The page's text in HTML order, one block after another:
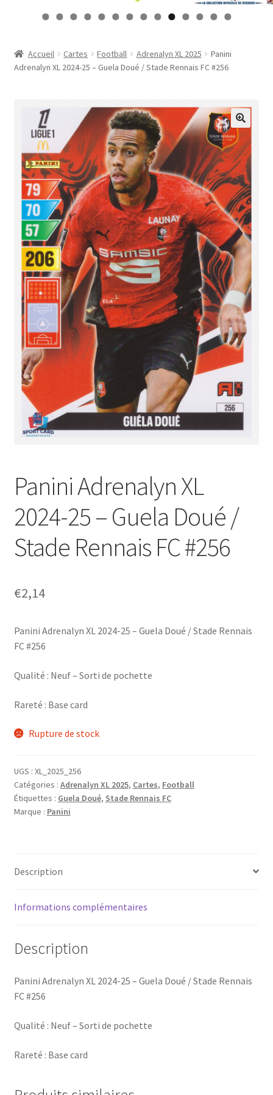
Contact
Mon compte
Panier
Validation de la commande
0 1 2 3 4
Accueil Cartes Football Adrenalyn XL 2025
Panini
Adrenalyn XL 2024-25 – Guela Doué / Stade Rennais FC #256
Panini Adrenalyn XL
2024-25 – Guela Doué /
Stade Rennais FC #256
€2,14
Panini Adrenalyn XL 2024-25 – Guela Doué / Stade Rennais
FC #256
Qualité : Neuf – Sorti de pochette
Rareté : Base card
Rupture de stock
UGS : XL_2025_256
Catégories : Adrenalyn XL 2025, Cartes, Football
Étiquettes : Guela Doué, Stade Rennais FC
Marque : Panini
Description
Informations complémentaires
Description
Panini Adrenalyn XL 2024-25 – Guela Doué / Stade Rennais
FC #256
Qualité : Neuf – Sorti de pochette
Rareté : Base card